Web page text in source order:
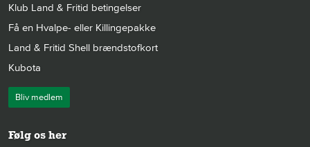
Klub Land & Fritid betingelser
Få en Hvalpe- eller Killingepakke
Land & Fritid Shell brændstofkort
Kubota
Bliv medlem
Følg os her